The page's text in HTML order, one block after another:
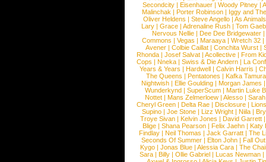
Secondcity |Eisenhauer |Woody Pitney |
Malinchak |Porter Robinson | Iggy and
Oliver Heldens |Steve Angello |As Animals
Lary | Grace | Adrenaline Rush | Tom
Nervous Nellie | Dee Dee Bridgewater |
Commons |Vegas |Maraaya |Wretch 32 |
Avener | Colbie Caillat | Conchita Wurst |
Rhonda | Josef Salvat | Acollective | From
Cops | Nneka | Swiss & Die Andern | La
Years & Years |Hardwell |Calvin Harris |
The Queens | Pentatones | Kafka Tamura
Nightwish |Ellie Goulding |Morgan James
Wunderkynd | SuperScum | Martin Luke
Nottet |Mans Zelmerloew |Alesso |
Cheryl Green |Delta Rae |Disclosure |
Supino |Joe Stone |Lizz Wright |Niila |
Troye Sivan | Kelvin Jones | David Garrett
Blige | Shana Pearson | Felix Jaehn | Katy
Findlay |Neil Thomas |Jack Garratt |The
Seconds Of Summer |Elton John |Fall
Kygo |Jonas Blue |Alessia Cara |The
Sara |Billy |Ollie Gabriel |Lucas Newman |